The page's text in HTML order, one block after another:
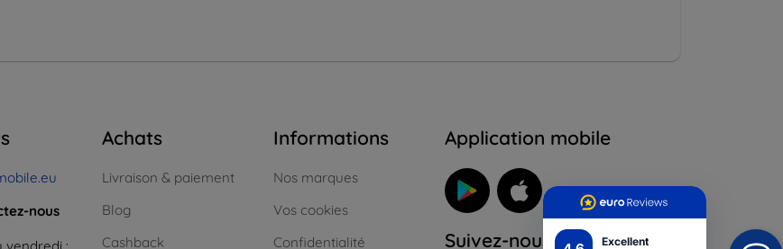
Excellent
nous
vendredi :
Achats
Livraison & paiement
Blog
Cashback
Informations
Nos marques
Vos cookies
Confidentialité
Application mobile
Suivez-nous